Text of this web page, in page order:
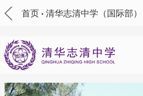
首页 清华志清中学（国际部）